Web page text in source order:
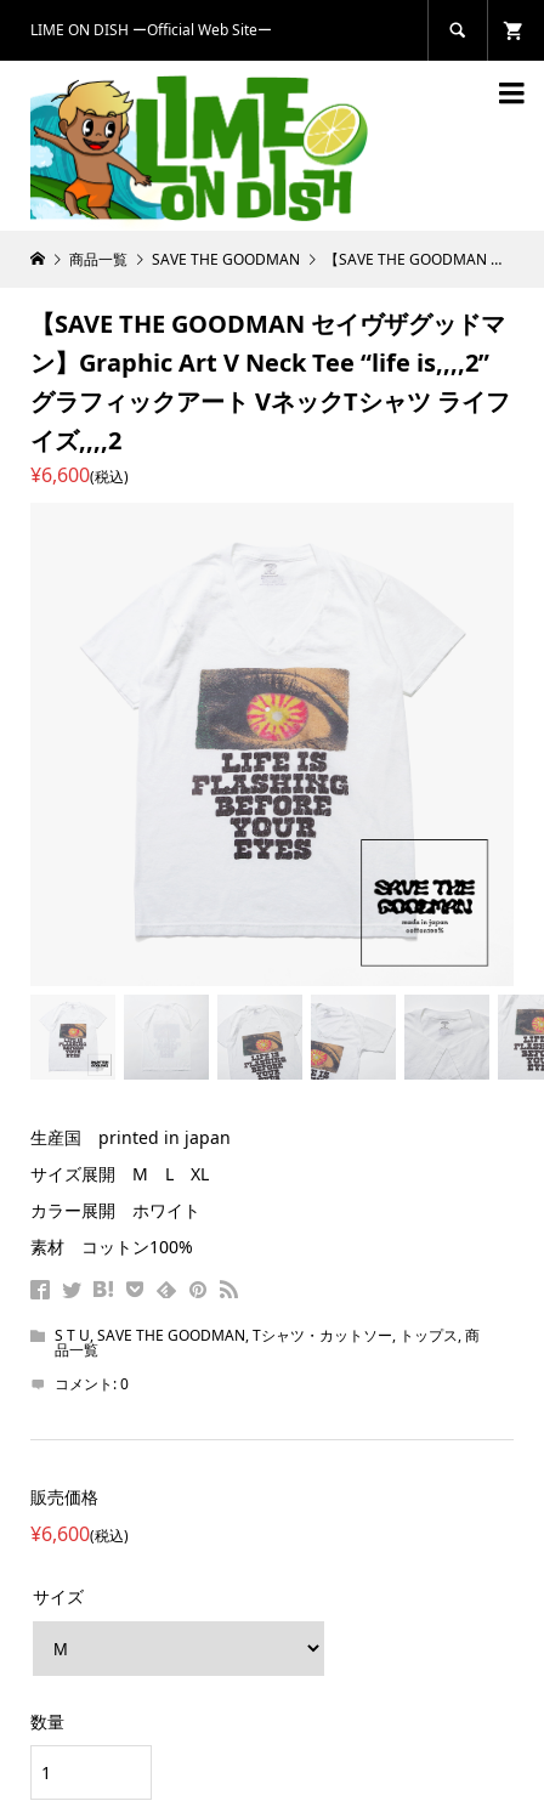
LIME ON DISH ーOfficial Web Siteー 

商品一覧 SAVE THE GOODMAN 【SAVE THE GOODMAN セイヴザグッドマン】Graphic Art V Neck Tee “life is,,,,2” グラフィックアート VネックTシャツ ライフイズ,,,,2
【SAVE THE GOODMAN セイヴザグッドマ
ン】Graphic Art V Neck Tee “life is,,,,2”
グラフィックアート VネックTシャツ ライフ
イズ,,,,2
¥6,600(税込)
生産国 printed in japan
サイズ展開 M L XL
カラー展開 ホワイト
素材 コットン100%
S T U,SAVE THE GOODMAN,Tシャツ・カットソー, トップス,商
品一覧
コメント:0
販売価格
¥6,600(税込)
サイズ
数量